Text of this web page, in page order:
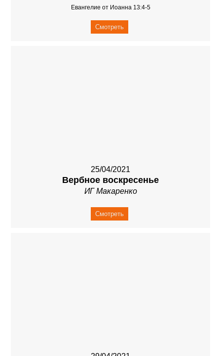
Евангелие от Иоанна 13:4-5
Смотреть
25/04/2021
Вербное воскресенье
ИГ Макаренко
Смотреть